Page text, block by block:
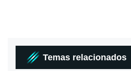
Temas relacionados